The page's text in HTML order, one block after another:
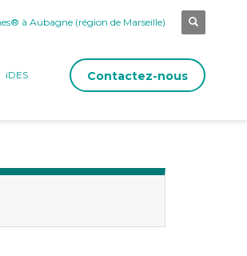
à Aubagne (région de Marseille)
iDES Contactez-nous